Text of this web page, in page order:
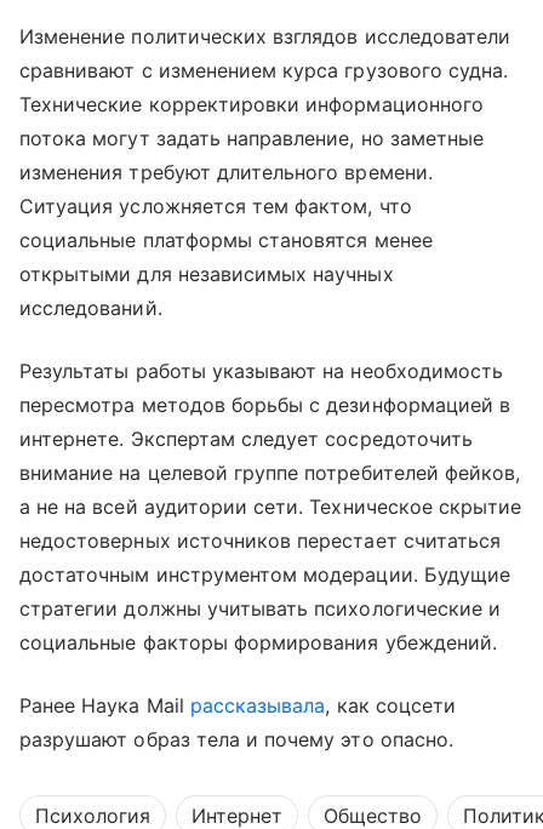
Изменение политических взглядов исследователи
сравнивают с изменением курса грузового судна.
Технические корректировки информационного
потока могут задать направление, но заметные
изменения требуют длительного времени.
Ситуация усложняется тем фактом, что
социальные платформы становятся менее
открытыми для независимых научных
исследований.
Результаты работы указывают на необходимость
пересмотра методов борьбы с дезинформацией в
интернете. Экспертам следует сосредоточить
внимание на целевой группе потребителей фейков,
а не на всей аудитории сети. Техническое скрытие
недостоверных источников перестает считаться
достаточным инструментом модерации. Будущие
стратегии должны учитывать психологические и
социальные факторы формирования убеждений.
Ранее Наука Mail рассказывала, как соцсети
разрушают образ тела и почему это опасно.
Психология Интернет Общество